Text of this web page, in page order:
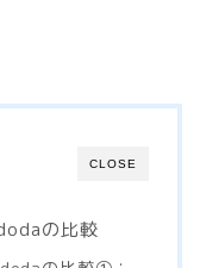
CLOSE
の比較